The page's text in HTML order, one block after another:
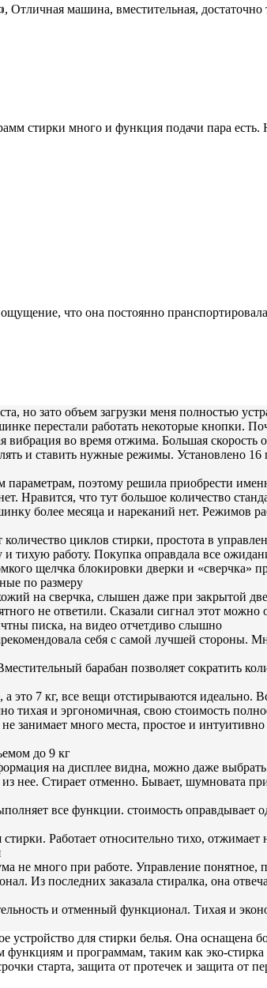
Отличная машина, вместительная,
стирки много и функция подачи пара есть.
что она постоянно
но зато объем загрузки меня полностью
перестали работать некоторые кнопки.
во время отжима. Большая
и ставить нужные режимы. Установлено
поэтому решила приобрести
Нравится, что тут большое количество
более месяца и нареканий нет. Режимов
циклов стирки, простота в
тихую работу. Покупка оправдала все
щелчка блокировки дверки и «сверчка»
по размеру
на сверчка, слышен даже при закрытой
не ответили. Сказали сигнал этот
писка, на видео отчетдиво слышно
себя с самой лучшей стороны.
барабан позволяет сократить
это 7 кг, все вещи отстирываются
тихая и эргономичная, свою стоимость
занимает много места, простое и
до 9 кг
на дисплее видна, можно даже выбрать
нее. Стирает отменно. Бывает, шумновата
все функции. стоимость оправдывает
Работает относительно тихо,
много при работе. Управление понятное,
Из последних заказала стиралка, она
и отменный функционал. Тихая и
для стирки белья. Она оснащена
и программам, таким как эко-
старта, защита от протечек и защита от